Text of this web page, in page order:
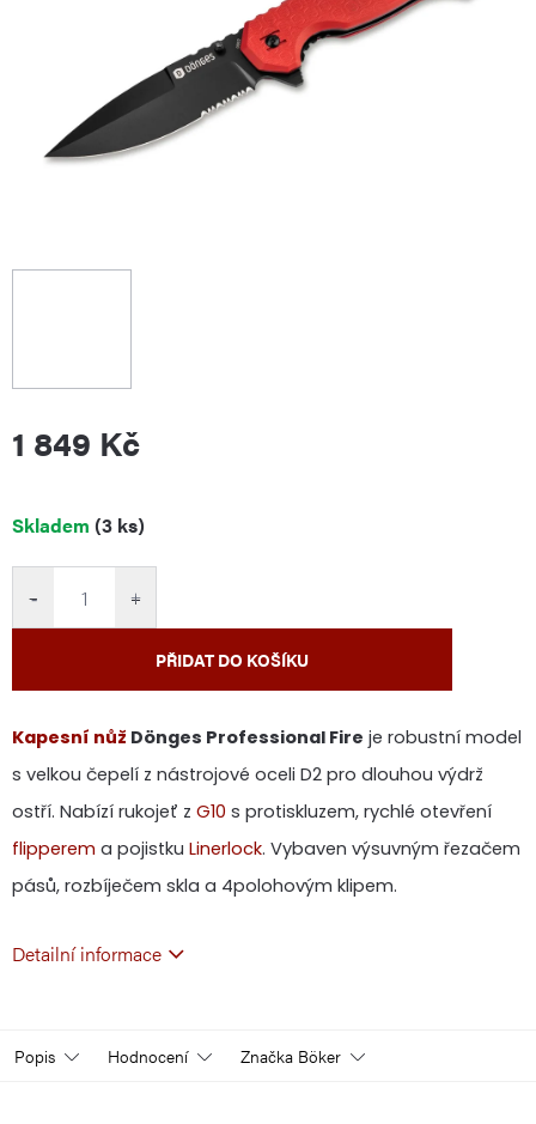
1 849 Kč
Měrná
Skladem (3 ks)
+
−
PŘIDAT DO KOŠÍKU
Kapesní nůž Dönges Professional Fire je robustní model
s velkou čepelí z nástrojové oceli D2 pro dlouhou výdrž
ostří. Nabízí rukojeť z G10 s protiskluzem, rychlé otevření
flipperem a pojistku Linerlock. Vybaven výsuvným řezačem
pásů, rozbíječem skla a 4polohovým klipem.
Detailní informace
Popis Hodnocení Značka Böker